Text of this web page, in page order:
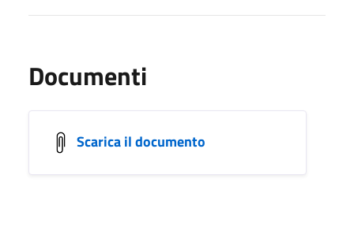
Documenti
Scarica il documento